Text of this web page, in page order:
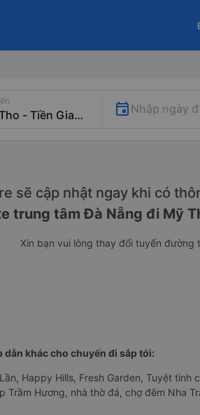
Nhập ngày
sẽ cập nhật ngay khi có
trung tâm Đà Nẵng đi Mỹ
Xin bạn vui lòng thay đổi tuyến đường
dẫn khác cho chuyến đi sắp tới:
Happy Hills, Fresh Garden, Tuyệt
Trầm Hương, nhà thờ đá, chợ đêm Nha